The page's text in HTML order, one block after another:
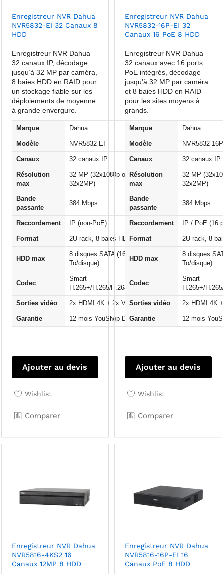
Enregistreur NVR Dahua
NVR5832-EI 32 Canaux 8
HDD
Enregistreur NVR Dahua
32 canaux IP, décodage
jusqu’à 32 MP par caméra,
8 baies HDD en RAID pour
un stockage fiable sur les
déploiements de moyenne
à grande envergure.
Marque Dahua
Modèle NVR5832-EI
Canaux 32 canaux IP
Résolution
max
32 MP (32x1080p ou
32x2MP)
Bande
passante
384 Mbps
Raccordement IP (non-PoE)
Format 2U rack, 8 baies HDD
HDD max
8 disques SATA (16
To/disque)
Codec
Smart
H.265+/H.265/H.264+/H.264
Sorties vidéo 2x HDMI 4K + 2x VGA
Garantie 12 mois YouShop DZ
Ajouter au devis
Wishlist
Comparer
Enregistreur NVR Dahua
NVR5832-16P-EI 32
Canaux 16 PoE 8 HDD
Enregistreur NVR Dahua
32 canaux avec 16 ports
PoE intégrés, décodage
jusqu’à 32 MP par caméra
et 8 baies HDD en RAID
pour les sites moyens à
grands.
Marque Dahua
Modèle NVR5832-
Canaux 32 canaux IP
Résolution
max
32 MP
32x2MP)
Bande
passante
384 Mbps
Raccordement IP / PoE (16
Format 2U rack, 8
HDD max
8 disques
To/disque)
Codec
Smart
H.265+/
Sorties vidéo 2x HDMI 4K
Garantie 12 mois
Ajouter au devis
Wishlist
Comparer
Enregistreur NVR Dahua
NVR5816-4KS2 16
Canaux 12MP 8 HDD
Enregistreur NVR Dahua
NVR5816-16P-EI 16
Canaux PoE 8 HDD